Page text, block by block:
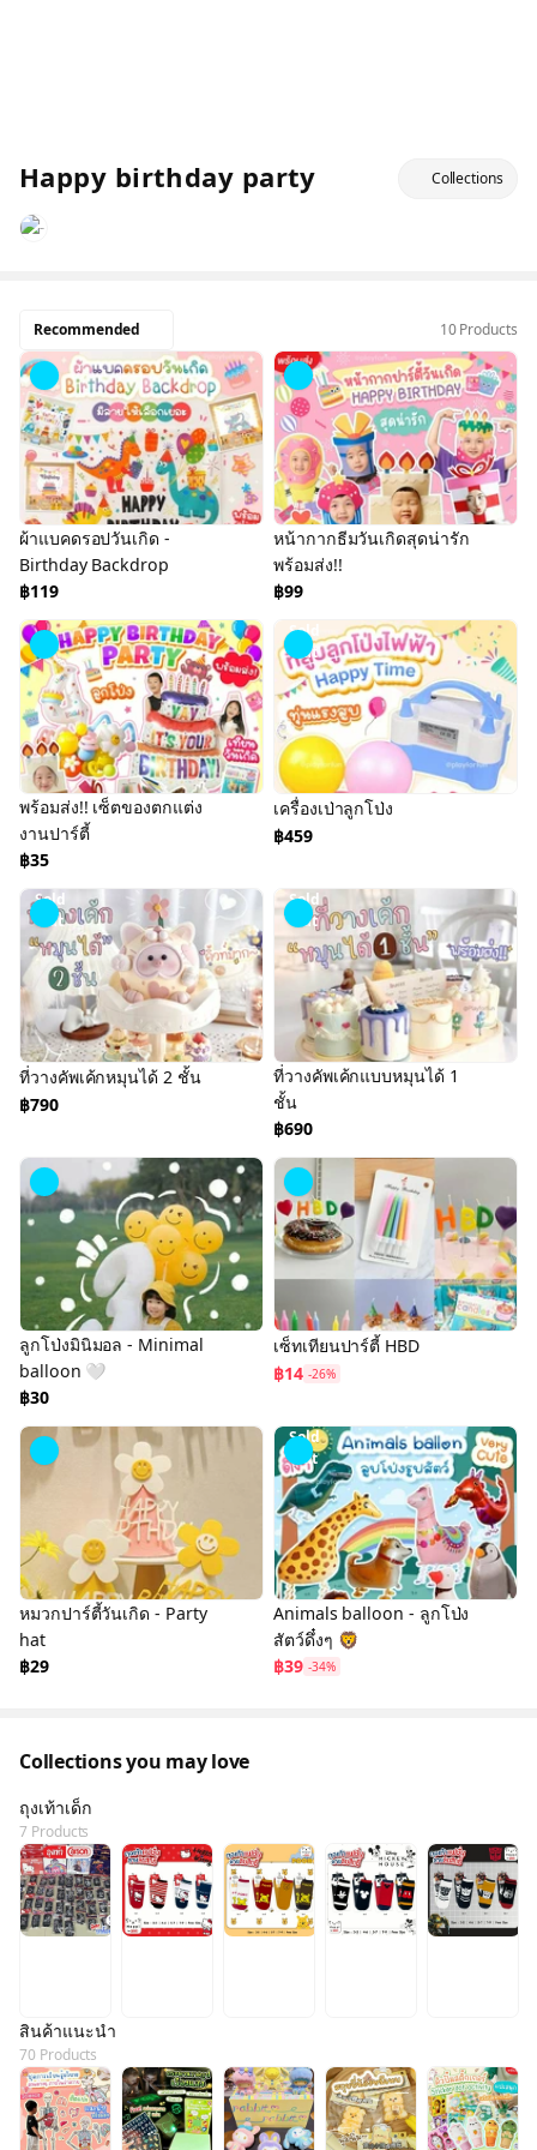
Happy birthday party Collections
Recommended 10 Products
ผ้าแบคดรอปวันเกิด -
Birthday Backdrop
฿119
หน้ากากธีมวันเกิดสุดน่ารัก
พร้อมส่ง!!
฿99
พร้อมส่ง!! เซ็ตของตกแต่ง
งานปาร์ตี้
฿35
Sold
Out
เครื่องเป่าลูกโป่ง
฿459
Sold
Out
ที่วางคัพเค้กหมุนได้ 2 ชั้น
฿790
Sold
Out
ที่วางคัพเค้กแบบหมุนได้ 1
ชั้น
฿690
ลูกโป่งมินิมอล - Minimal
balloon 🤍
฿30
เซ็ทเทียนปาร์ตี้ HBD
฿14 -26%
หมวกปาร์ตี้วันเกิด - Party
hat
฿29
Sold
Out
Animals balloon - ลูกโป่ง
สัตว์ดึ๋งๆ 🦁
฿39 -34%
Collections you may love
ถุงเท้าเด็ก
7 Products
สินค้าแนะนำ
70 Products